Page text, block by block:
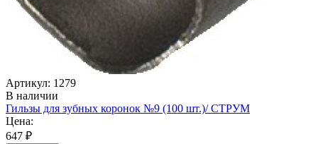
Артикул: 1279
В наличии
Гильзы для зубных коронок №9 (100 шт.)/ СТРУМ
Цена:
647 ₽